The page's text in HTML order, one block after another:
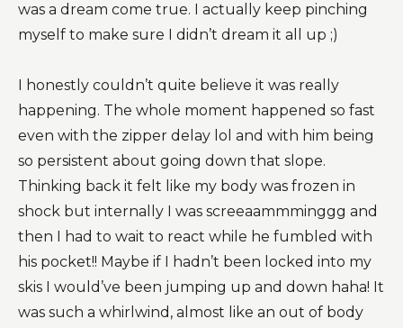
was a dream come true. I actually keep pinching
myself to make sure I didn’t dream it all up ;)
I honestly couldn’t quite believe it was really
happening. The whole moment happened so fast
even with the zipper delay lol and with him being
so persistent about going down that slope.
Thinking back it felt like my body was frozen in
shock but internally I was screeaammminggg and
then I had to wait to react while he fumbled with
his pocket!! Maybe if I hadn’t been locked into my
skis I would’ve been jumping up and down haha! It
was such a whirlwind, almost like an out of body